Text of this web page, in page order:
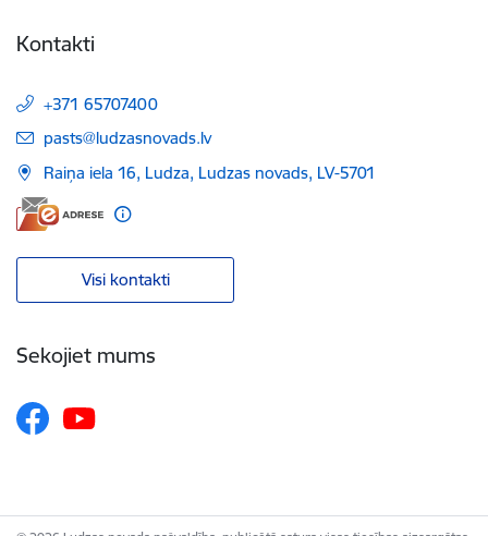
Kontakti
+371 65707400
E-pasts:
pasts@ludzasnovads.lv
Raiņa iela 16, Ludza, Ludzas novads, LV-5701
Visi kontakti
Sekojiet mums